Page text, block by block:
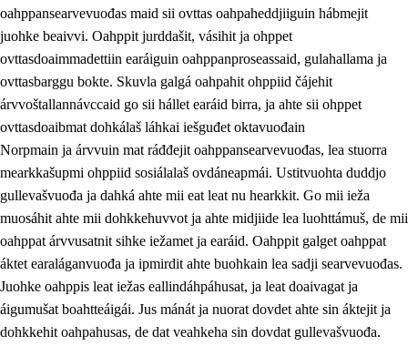
3.4 Oahpahus oahppofitnodagas ja bargoeallimis
3.5 Profešuvdnasearvevuohta ja skuvlaovdáneapmi
oahppansearvevuođas maid sii ovttas oahpaheddjiiguin hábmejit
juohke beaivvi. Oahppit jurddašit, vásihit ja ohppet
ovttasdoaimmadettiin earáiguin oahppanproseassaid, gulahallama ja
ovttasbarggu bokte. Skuvla galgá oahpahit ohppiid čájehit
árvvoštallannávccaid go sii hállet earáid birra, ja ahte sii ohppet
ovttasdoaibmat dohkálaš láhkai iešguđet oktavuođain
Norpmain ja árvvuin mat ráđđejit oahppansearvevuođas, lea stuorra
mearkkašupmi ohppiid sosiálalaš ovdáneapmái. Ustitvuohta duddjo
gullevašvuođa ja dahká ahte mii eat leat nu hearkkit. Go mii ieža
muosáhit ahte mii dohkkehuvvot ja ahte midjiide lea luohttámuš, de mii
oahppat árvvusatnit sihke iežamet ja earáid. Oahppit galget oahppat
áktet earaláganvuođa ja ipmirdit ahte buohkain lea sadji searvevuođas.
Juohke oahppis leat iežas eallindáhpáhusat, ja leat doaivagat ja
áigumušat boahtteáigái. Jus mánát ja nuorat dovdet ahte sin áktejit ja
dohkkehit oahpahusas, de dat veahkeha sin dovdat gullevašvuođa.